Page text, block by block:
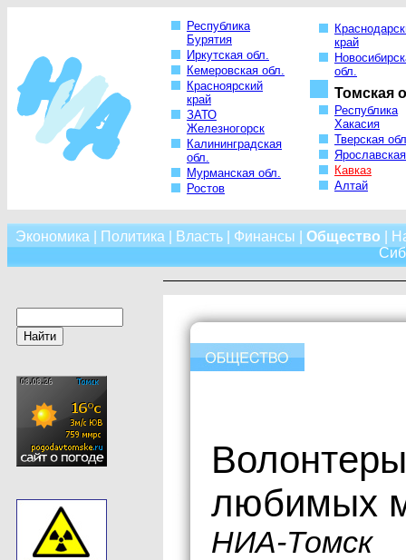
Республика
Бурятия
Иркутская обл.
Кемеровская обл.
Красноярский
край
ЗАТО
Железногорск
Калининградская
обл.
Мурманская обл.
Ростов
край
обл.
Томская
Республика
Хакасия
Тверская
Кавказ
Алтай
Экономика Политика Власть| Финансы Общество
любимых
НИА-Томск